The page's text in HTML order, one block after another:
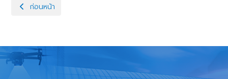
เนื้อหาก่อนหน้า: ระบบบริการสัตวแพทย์ทางไกล DLD Televet
ก่อนหน้า